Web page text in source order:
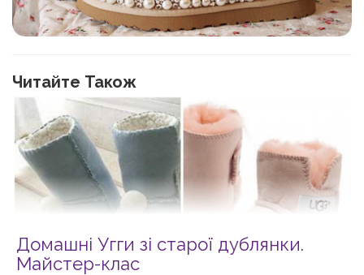
Читайте Також
Домашні Угги зі старої дублянки.
Майстер-клас